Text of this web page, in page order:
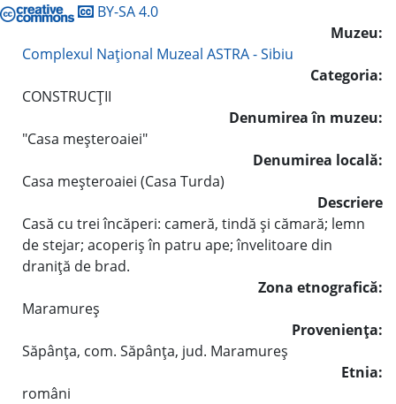
BY-SA 4.0
Muzeu:
Complexul Naţional Muzeal ASTRA - Sibiu
Categoria:
CONSTRUCŢII
Denumirea în muzeu:
"Casa meşteroaiei"
Denumirea locală:
Casa meşteroaiei (Casa Turda)
Descriere
Casă cu trei încăperi: cameră, tindă şi cămară; lemn
de stejar; acoperiş în patru ape; învelitoare din
draniţă de brad.
Zona etnografică:
Maramureş
Provenienţa:
Săpânţa, com. Săpânţa, jud. Maramureş
Etnia:
români